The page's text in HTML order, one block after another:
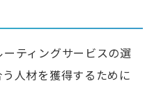
ティングサービスの選
人材を獲得するために